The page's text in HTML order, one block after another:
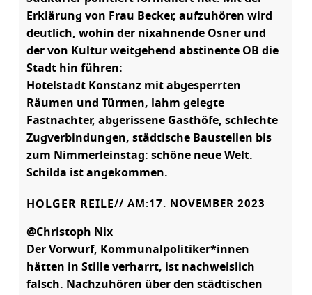
Erklärung von Frau Becker, aufzuhören wird
deutlich, wohin der nixahnende Osner und
der von Kultur weitgehend abstinente OB die
Stadt hin führen:
Hotelstadt Konstanz mit abgesperrten
Räumen und Türmen, lahm gelegte
Fastnachter, abgerissene Gasthöfe, schlechte
Zugverbindungen, städtische Baustellen bis
zum Nimmerleinstag: schöne neue Welt.
Schilda ist angekommen.
HOLGER REILE// AM:17. NOVEMBER 2023
@Christoph Nix
Der Vorwurf, Kommunalpolitiker*innen
hätten in Stille verharrt, ist nachweislich
falsch. Nachzuhören über den städtischen